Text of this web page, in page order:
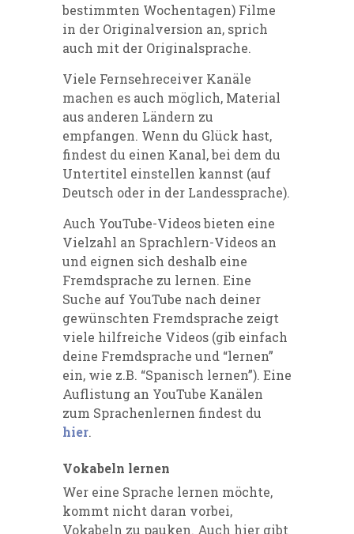
bestimmten Wochentagen) Filme
in der Originalversion an, sprich
auch mit der Originalsprache.
Viele Fernsehreceiver Kanäle
machen es auch möglich, Material
aus anderen Ländern zu
empfangen. Wenn du Glück hast,
findest du einen Kanal, bei dem du
Untertitel einstellen kannst (auf
Deutsch oder in der Landessprache).
Auch YouTube-Videos bieten eine
Vielzahl an Sprachlern-Videos an
und eignen sich deshalb eine
Fremdsprache zu lernen. Eine
Suche auf YouTube nach deiner
gewünschten Fremdsprache zeigt
viele hilfreiche Videos (gib einfach
deine Fremdsprache und “lernen”
ein, wie z.B. “Spanisch lernen”). Eine
Auflistung an YouTube Kanälen
zum Sprachenlernen findest du
hier.
Vokabeln lernen
Wer eine Sprache lernen möchte,
kommt nicht daran vorbei,
Vokabeln zu pauken. Auch hier gibt